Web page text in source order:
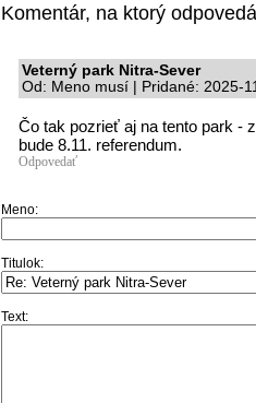
Komentár, na ktorý
Veterný park Nitra-Sever
Od: Meno musí | Pridané: 2025-
Čo tak pozrieť aj na tento park -
bude 8.11. referendum.
Odpovedať
Meno:
Titulok:
Text: